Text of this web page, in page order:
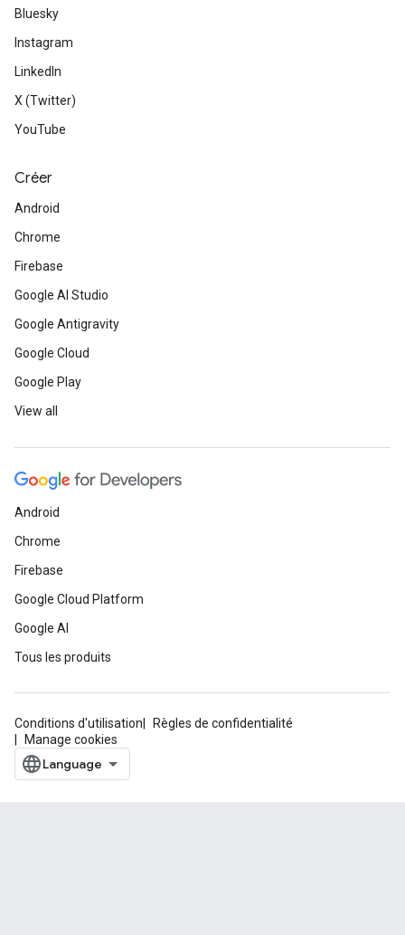
Bluesky
Instagram
LinkedIn
X (Twitter)
YouTube
Créer
Android
Chrome
Firebase
Google AI Studio
Google Antigravity
Google Cloud
Google Play
View all
Android
Chrome
Firebase
Google Cloud Platform
Google AI
Tous les produits
Conditions d'utilisation
Règles de confidentialité
Manage cookies